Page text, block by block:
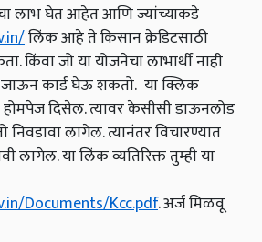
लाभ घेत आहेत आणि ज्यांच्याकडे
लिंक आहे ते किसान क्रेडिटसाठी
जो या योजनेचा लाभार्थी नाही
कार्ड घेऊ शकतो. या क्लिक
दिसेल. त्यावर केसीसी डाऊनलोड
लागेल. त्यानंतर विचारण्यात
लागेल. या लिंक व्यतिरिक्त तुम्ही या
Documents/Kcc.pdf.अर्ज मिळवू